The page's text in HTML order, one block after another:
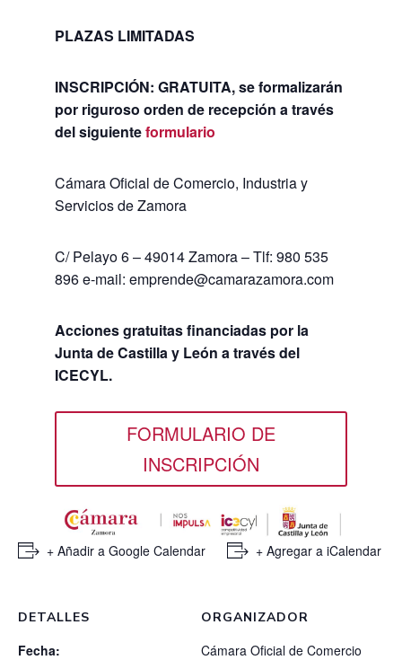
PLAZAS LIMITADAS
INSCRIPCIÓN: GRATUITA, se formalizarán
por riguroso orden de recepción a través
del siguienteformulario
Cámara Oficial de Comercio, Industria y
Servicios de Zamora
C/ Pelayo 6 – 49014 Zamora – Tlf: 980 535
896 e-mail: emprende@camarazamora.com
Acciones gratuitas financiadas por la
Junta de Castilla y León a través del
ICECYL.
FORMULARIO DE
INSCRIPCIÓN
+ Añadir a Google Calendar + Agregar a iCalendar
DETALLES
Fecha:
ORGANIZADOR
Cámara Oficial de Comercio